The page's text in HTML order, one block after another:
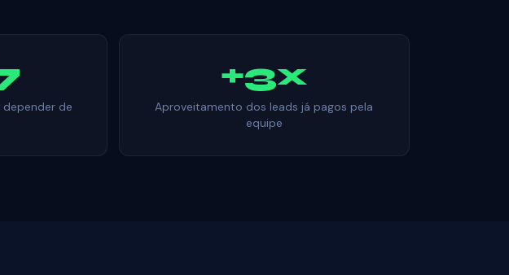
de
+3x
Aproveitamento dos leads já pagos pela
equipe